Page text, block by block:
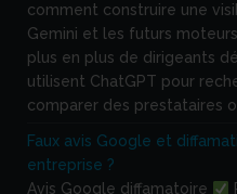
comment construire une
Gemini et les futurs
plus en plus de dirigeants
utilisent ChatGPT pour
comparer des prestataires
Faux avis Google et
entreprise ?
Avis Google diffamatoire